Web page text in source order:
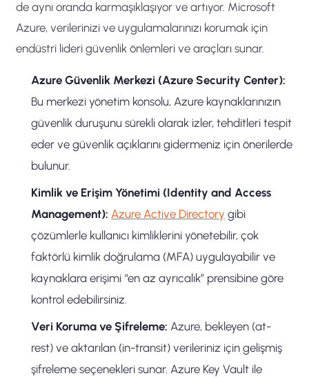
de aynı oranda karmaşıklaşıyor ve artıyor. Microsoft
Azure, verilerinizi ve uygulamalarınızı korumak için
endüstri lideri güvenlik önlemleri ve araçları sunar.
Azure Güvenlik Merkezi (Azure Security Center):
Bu merkezi yönetim konsolu, Azure kaynaklarınızın
güvenlik duruşunu sürekli olarak izler, tehditleri tespit
eder ve güvenlik açıklarını gidermeniz için önerilerde
bulunur.
Kimlik ve Erişim Yönetimi (Identity and Access
Management): Azure Active Directory gibi
çözümlerle kullanıcı kimliklerini yönetebilir, çok
faktörlü kimlik doğrulama (MFA) uygulayabilir ve
kaynaklara erişimi “en az ayrıcalık” prensibine göre
kontrol edebilirsiniz.
Veri Koruma ve Şifreleme: Azure, bekleyen (at-
rest) ve aktarılan (in-transit) verileriniz için gelişmiş
şifreleme seçenekleri sunar. Azure Key Vault ile